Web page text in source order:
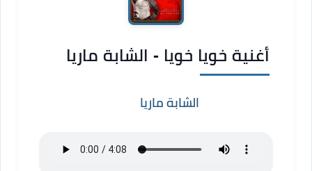
أغنية خويا خويا - الشابة ماريا
الشابة ماريا